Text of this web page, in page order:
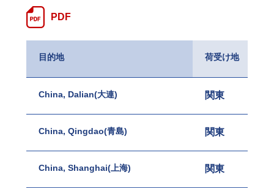
PDF
目的地 荷受け地
China, Dalian(大連) 関東
China, Qingdao(青島) 関東
China, Shanghai(上海) 関東